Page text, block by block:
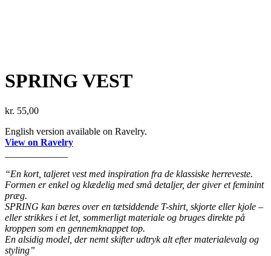
SPRING VEST
kr. 55,00
English version available on Ravelry.
View on Ravelry
“En kort, taljeret vest med inspiration fra de klassiske herreveste.
Formen er enkel og klædelig med små detaljer, der giver et feminint
præg.
SPRING kan bæres over en tætsiddende T-shirt, skjorte eller kjole –
eller strikkes i et let, sommerligt materiale og bruges direkte på
kroppen som en gennemknappet top.
En alsidig model, der nemt skifter udtryk alt efter materialevalg og
styling”